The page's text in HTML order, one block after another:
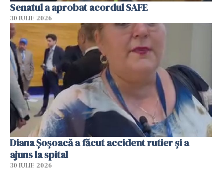
Senatul a aprobat acordul SAFE
30 IULIE 2026
Diana Șoșoacă a făcut accident rutier și a
ajuns la spital
30 IULIE 2026